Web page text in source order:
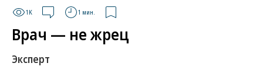
1K 1 мин.
Врач — не жрец
Эксперт